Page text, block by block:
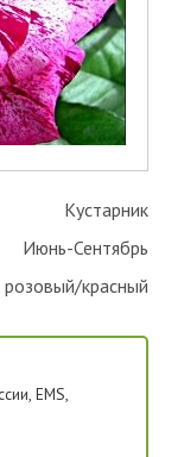
Кустарник
Июнь-Сентябрь
розовый/красный
EMS,